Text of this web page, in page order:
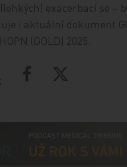
exacerbací se –
i aktuální dokument
(GOLD) 2025.